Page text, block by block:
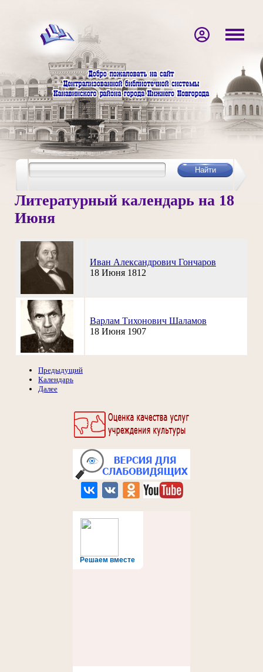
Решаем вместе
Литературный календарь на 18
Июня
Иван Александрович Гончаров
18 Июня 1812
Варлам Тихонович Шаламов
18 Июня 1907
Предыдущий
Календарь
Далее